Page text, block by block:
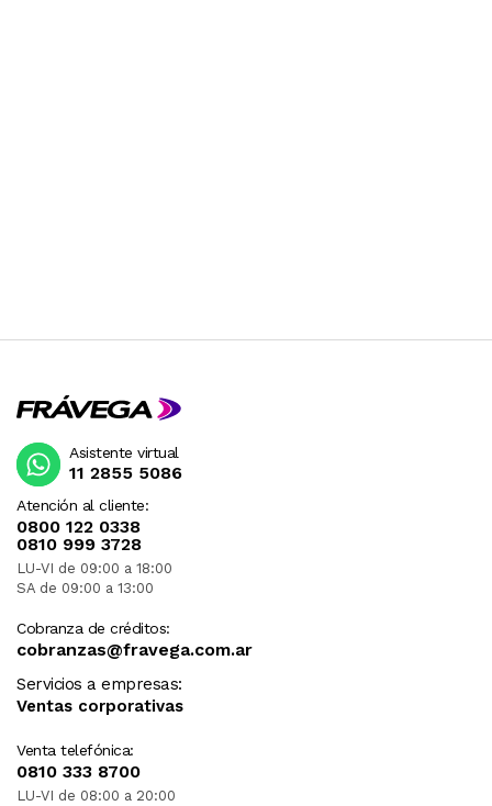
Atención al cliente:
0800 122 0338
0810 999 3728
LU-VI de 09:00 a 18:00
SA de 09:00 a 13:00
Cobranza de créditos:
cobranzas@fravega.com.ar
Servicios a empresas:
Ventas corporativas
Venta telefónica:
0810 333 8700
LU-VI de 08:00 a 20:00
Asistente virtual
11 2855 5086